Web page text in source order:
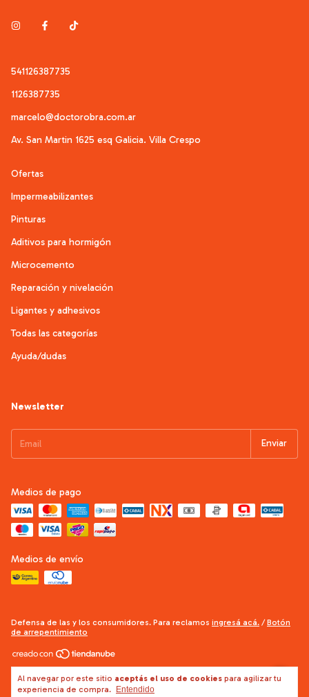
Al navegar por este sitio aceptás el uso de cookies para agilizar tu
experiencia de compra.
Entendido
541126387735
1126387735
marcelo@doctorobra.com.ar
Av. San Martin 1625 esq Galicia. Villa Crespo
Ofertas
Impermeabilizantes
Pinturas
Aditivos para hormigón
Microcemento
Reparación y nivelación
Ligantes y adhesivos
Todas las categorías
Ayuda/dudas
Newsletter
Medios de pago
Medios de envío
Defensa de las y los consumidores. Para reclamos ingresá acá. / Botón
de arrepentimiento
Copyright Doctor Obra - Construcciones - 2026. Todos los derechos
reservados.